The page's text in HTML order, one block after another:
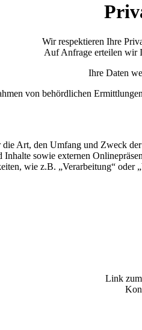
Wir respektieren Ihre
Auf Anfrage erteilen wir
Ihre Daten
von behördlichen
Art, den Umfang und Zweck
Inhalte sowie externen
wie z.B. „Verarbeitung“
Link